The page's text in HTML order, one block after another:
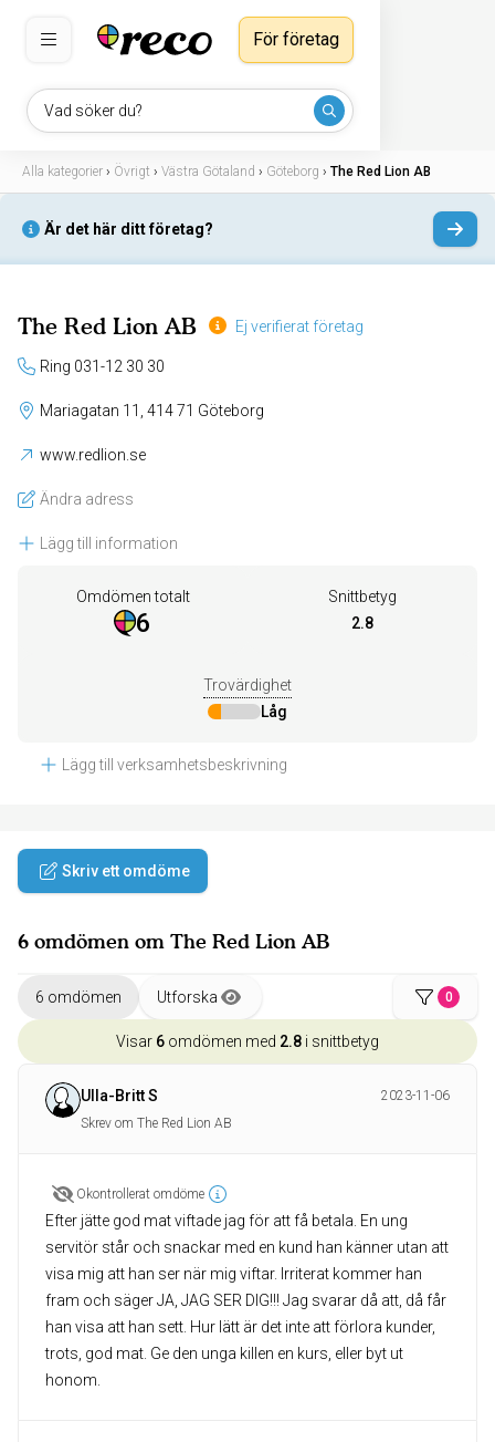
Vad söker du?
För företag
Alla kategorier › Övrigt › Västra Götaland › Göteborg › The Red Lion AB
Är det här ditt företag?
The Red Lion AB Ej verifierat företag
Ring 031-12 30 30
Mariagatan 11, 414 71 Göteborg
www.redlion.se
Ändra adress
Lägg till information
Omdömen totalt
6
Snittbetyg
2.8
Trovärdighet
Låg
Lägg till verksamhetsbeskrivning
Skriv ett omdöme
6 omdömen om The Red Lion AB
6 omdömen Utforska 0
Visar 6 omdömen med 2.8 i snittbetyg
Ulla-Britt S
2023-11-06
Skrev om The Red Lion AB
Okontrollerat omdöme
Efter jätte god mat viftade jag för att få betala. En ung
servitör står och snackar med en kund han känner utan att
visa mig att han ser när mig viftar. Irriterat kommer han
fram och säger JA, JAG SER DIG!!! Jag svarar då att, då får
han visa att han sett. Hur lätt är det inte att förlora kunder,
trots, god mat. Ge den unga killen en kurs, eller byt ut
honom.